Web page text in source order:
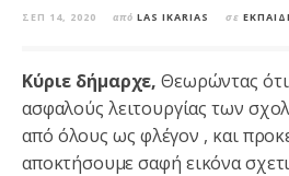
ΣΕΠ 14, 2020 από LAS IKARIAS σε
Κύριε δήμαρχε,Θεωρώντας
ασφαλούς λειτουργίας των
από όλους ως φλέγον , και
αποκτήσουμε σαφή εικόνα